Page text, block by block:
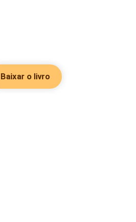
Baixar o livro